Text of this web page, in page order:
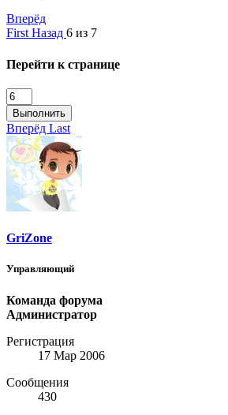
Вперёд
First Назад 6 из 7
Перейти к странице
Выполнить
Вперёд Last
GriZone
Управляющий
Команда форума
Администратор
Регистрация
17 Мар 2006
Сообщения
430